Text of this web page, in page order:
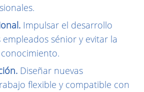
Impulsar el desarrollo
sénior y evitar la
Diseñar nuevas
flexible y compatible con